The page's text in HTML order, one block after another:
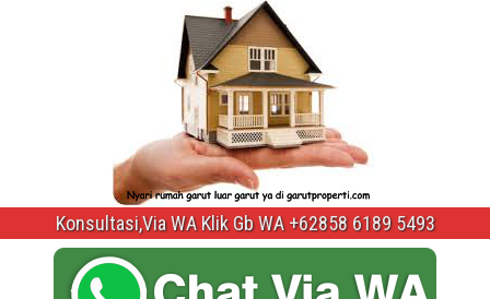
Konsultasi,Via WA Klik Gb WA +62858 6189 5493